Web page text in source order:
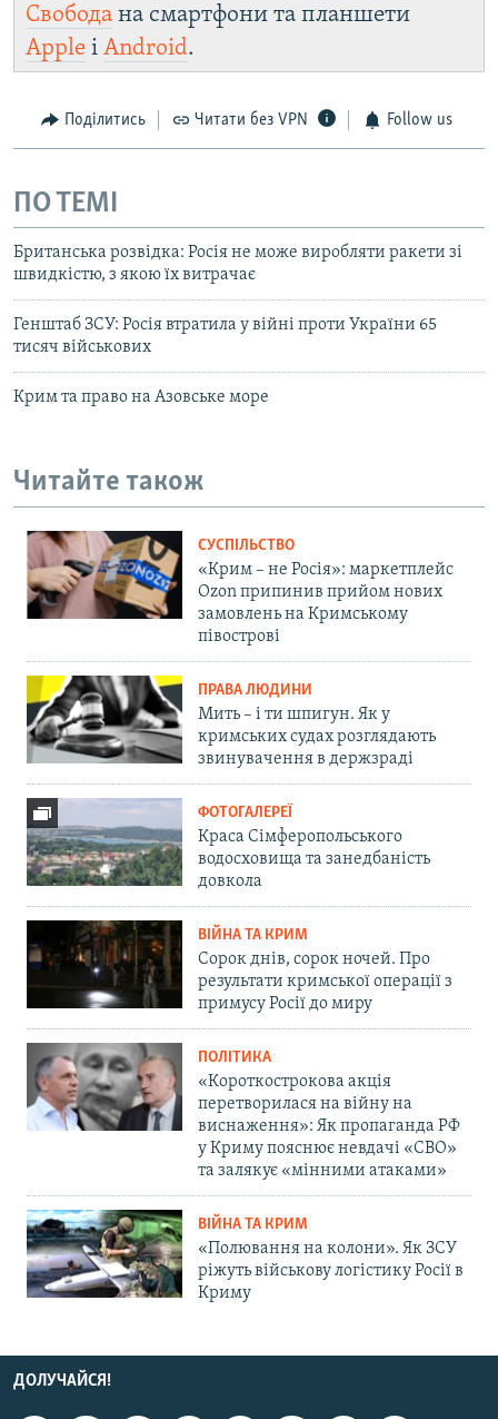
Свобода на смартфони та планшети
Apple і Android.
Поділитись Читати без VPN Follow us
ПО ТЕМІ
Британська розвідка: Росія не може виробляти ракети зі
швидкістю, з якою їх витрачає
Генштаб ЗСУ: Росія втратила у війні проти України 65
тисяч військових
Крим та право на Азовське море
Читайте також
СУСПІЛЬСТВО
«Крим – не Росія»: маркетплейс
Ozon припинив прийом нових
замовлень на Кримському
півострові
ПРАВА ЛЮДИНИ
Мить – і ти шпигун. Як у
кримських судах розглядають
звинувачення в держзраді
ФОТОГАЛЕРЕЇ
Краса Сімферопольського
водосховища та занедбаність
довкола
ВІЙНА ТА КРИМ
Сорок днів, сорок ночей. Про
результати кримської операції з
примусу Росії до миру
ПОЛІТИКА
«Короткострокова акція
перетворилася на війну на
виснаження»: Як пропаганда РФ
у Криму пояснює невдачі «СВО»
та залякує «мінними атаками»
ВІЙНА ТА КРИМ
«Полювання на колони». Як ЗСУ
ріжуть військову логістику Росії в
Криму
ДОЛУЧАЙСЯ!